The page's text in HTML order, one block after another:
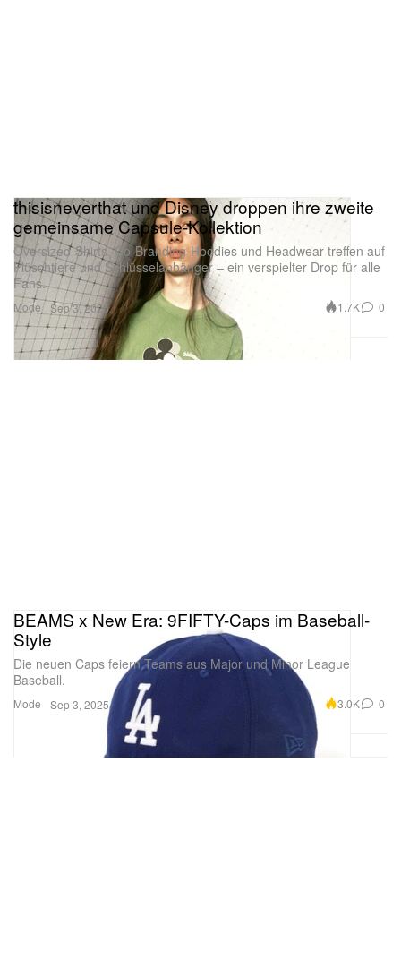
Mode
thisisneverthat und Disney droppen ihre zweite
gemeinsame Capsule-Kollektion
Oversized-Shirts, Co-Branding-Hoodies und Headwear treffen auf
Plüschtiere und Schlüsselanhänger – ein verspielter Drop für alle
Fans.
Sep 3, 2025 1.7K 0
Mode
BEAMS x New Era: 9FIFTY-Caps im Baseball-
Style
Die neuen Caps feiern Teams aus Major und Minor League
Baseball.
Sep 3, 2025 3.0K 0